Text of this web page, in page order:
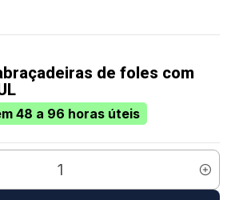
de foles com
48 a 96 horas úteis